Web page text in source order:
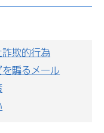
欺的行為
騙るメール